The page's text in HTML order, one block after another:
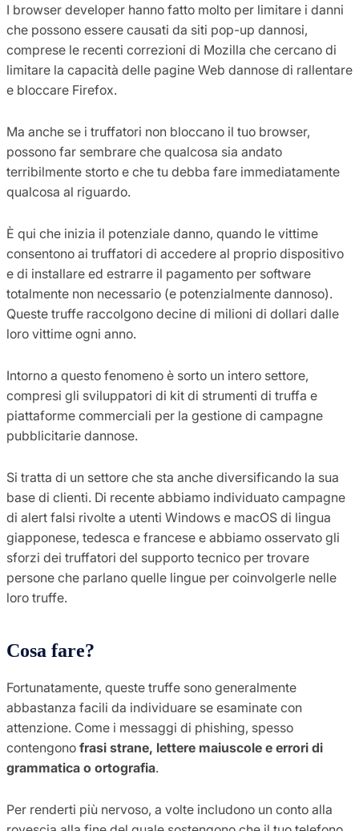
I browser developer hanno fatto molto per limitare i danni
che possono essere causati da siti pop-up dannosi,
comprese le recenti correzioni di Mozilla che cercano di
limitare la capacità delle pagine Web dannose di rallentare
e bloccare Firefox.
Ma anche se i truffatori non bloccano il tuo browser,
possono far sembrare che qualcosa sia andato
terribilmente storto e che tu debba fare immediatamente
qualcosa al riguardo.
È qui che inizia il potenziale danno, quando le vittime
consentono ai truffatori di accedere al proprio dispositivo
e di installare ed estrarre il pagamento per software
totalmente non necessario (e potenzialmente dannoso).
Queste truffe raccolgono decine di milioni di dollari dalle
loro vittime ogni anno.
Intorno a questo fenomeno è sorto un intero settore,
compresi gli sviluppatori di kit di strumenti di truffa e
piattaforme commerciali per la gestione di campagne
pubblicitarie dannose.
Si tratta di un settore che sta anche diversificando la sua
base di clienti. Di recente abbiamo individuato campagne
di alert falsi rivolte a utenti Windows e macOS di lingua
giapponese, tedesca e francese e abbiamo osservato gli
sforzi dei truffatori del supporto tecnico per trovare
persone che parlano quelle lingue per coinvolgerle nelle
loro truffe.
Cosa fare?
Fortunatamente, queste truffe sono generalmente
abbastanza facili da individuare se esaminate con
attenzione. Come i messaggi di phishing, spesso
contengono frasi strane, lettere maiuscole e errori di
grammatica o ortografia.
Per renderti più nervoso, a volte includono un conto alla